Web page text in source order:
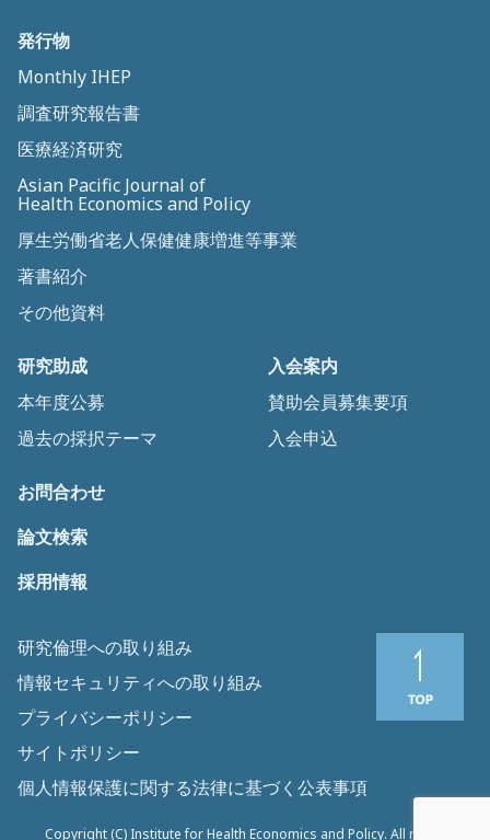
発行物
Monthly IHEP
調査研究報告書
医療経済研究
Asian Pacific Journal of
Health Economics and Policy
厚生労働省老人保健健康増進等事業
著書紹介
その他資料
研究助成
本年度公募
過去の採択テーマ
入会案内
賛助会員募集要項
入会申込
お問合わせ
論文検索
採用情報
研究倫理への取り組み
情報セキュリティへの取り組み
プライバシーポリシー
サイトポリシー
個人情報保護に関する法律に基づく公表事項
Copyright (C) Institute for Health Economics and Policy. All rights